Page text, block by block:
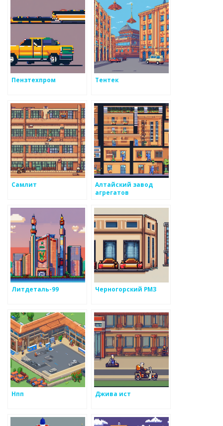
Пензтехпром Тентек
Самлит
Алтайский завод
агрегатов
Литдеталь-99 Черногорский РМЗ
Нпп Джива ист